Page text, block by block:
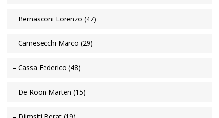
– Bernasconi Lorenzo (47)
– Carnesecchi Marco (29)
– Cassa Federico (48)
– De Roon Marten (15)